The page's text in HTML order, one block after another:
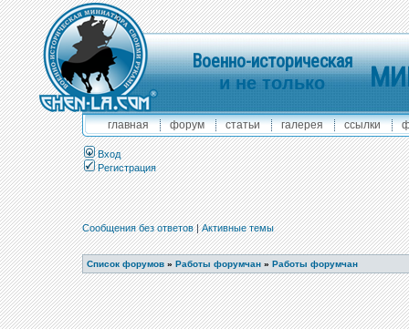
Военно-историческая
и не только
главная форум статьи галерея ссылки
Вход
Регистрация
Сообщения без ответов|Активные темы
Список форумов » Работы форумчан » Работы форумчан